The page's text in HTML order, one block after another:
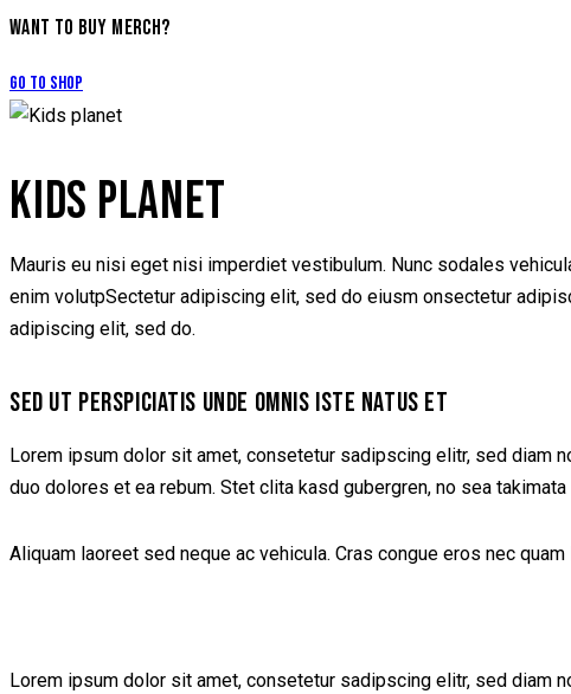
WANT TO BUY MERCH?
Go to Shop
KIDS PLANET
Mauris eu nisi eget nisi imperdiet vestibulum. Nunc sodales
enim volutpSectetur adipiscing elit, sed do eiusm onsectetur
adipiscing elit, sed do.
SED UT PERSPICIATIS UNDE OMNIS ISTE NATUS ET
Lorem ipsum dolor sit amet, consetetur sadipscing elitr, sed diam
duo dolores et ea rebum. Stet clita kasd gubergren, no sea
Aliquam laoreet sed neque ac vehicula. Cras congue eros nec
Lorem ipsum dolor sit amet, consetetur sadipscing elitr, sed diam